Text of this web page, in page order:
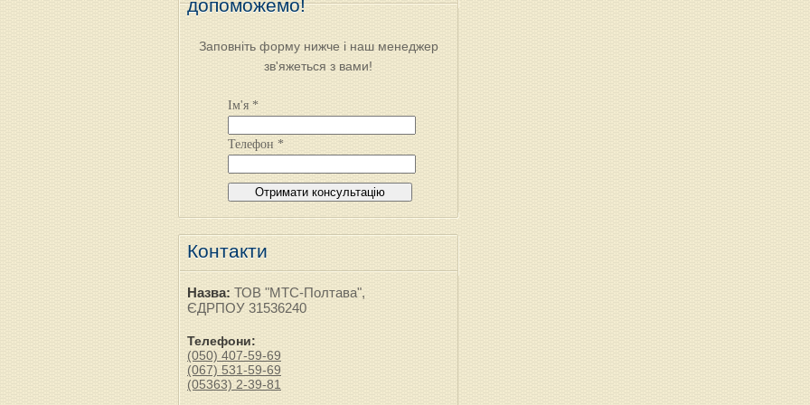
допоможемо!
Заповніть форму нижче і наш менеджер
зв'яжеться з вами!
Ім'я *
Телефон *
Контакти
Назва: ТОВ "МТС-Полтава",
ЄДРПОУ 31536240
Телефони:
(050) 407-59-69
(067) 531-59-69
(05363) 2-39-81